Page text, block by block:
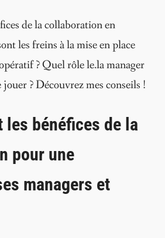
de la collaboration en
les freins à la mise en place
? Quel rôle le.la manager
? Découvrez mes conseils !
les bénéfices de la
pour une
managers et